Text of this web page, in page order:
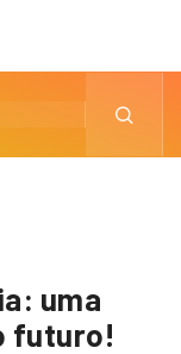
uma
futuro!